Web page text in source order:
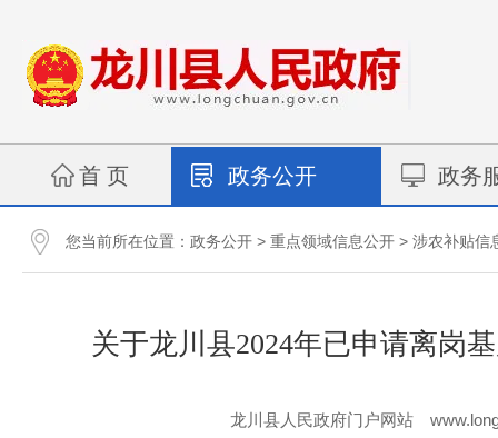
首 页 政务公开 政务
您当前所在位置： 政务公开 > 重点领域信息公开 > 涉农补贴信
关于龙川县2024年已申请离岗
龙川县人民政府门户网站